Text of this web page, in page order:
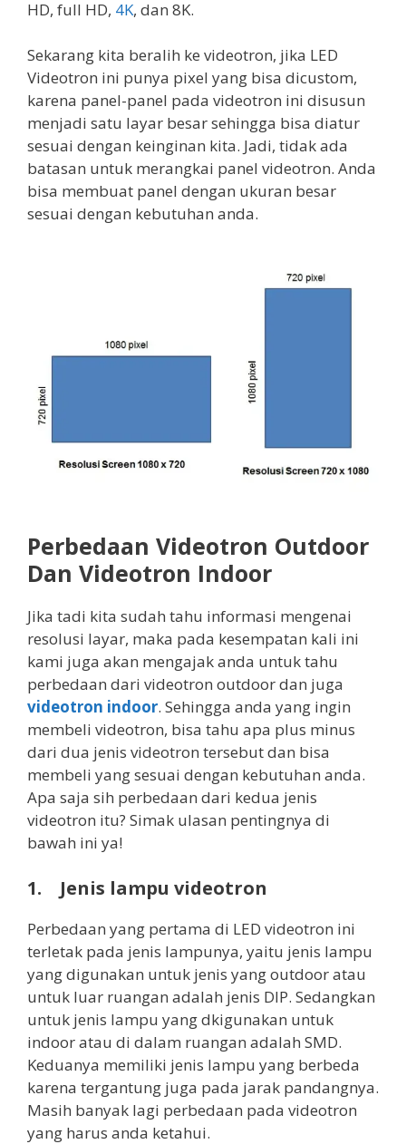
HD, full HD, 4K, dan 8K.
Sekarang kita beralih ke videotron, jika LED
Videotron ini punya pixel yang bisa dicustom,
karena panel-panel pada videotron ini disusun
menjadi satu layar besar sehingga bisa diatur
sesuai dengan keinginan kita. Jadi, tidak ada
batasan untuk merangkai panel videotron. Anda
bisa membuat panel dengan ukuran besar
sesuai dengan kebutuhan anda.
Perbedaan Videotron Outdoor
Dan Videotron Indoor
Jika tadi kita sudah tahu informasi mengenai
resolusi layar, maka pada kesempatan kali ini
kami juga akan mengajak anda untuk tahu
perbedaan dari videotron outdoor dan juga
videotron indoor. Sehingga anda yang ingin
membeli videotron, bisa tahu apa plus minus
dari dua jenis videotron tersebut dan bisa
membeli yang sesuai dengan kebutuhan anda.
Apa saja sih perbedaan dari kedua jenis
videotron itu? Simak ulasan pentingnya di
bawah ini ya!
1. Jenis lampu videotron
Perbedaan yang pertama di LED videotron ini
terletak pada jenis lampunya, yaitu jenis lampu
yang digunakan untuk jenis yang outdoor atau
untuk luar ruangan adalah jenis DIP. Sedangkan
untuk jenis lampu yang dkigunakan untuk
indoor atau di dalam ruangan adalah SMD.
Keduanya memiliki jenis lampu yang berbeda
karena tergantung juga pada jarak pandangnya.
Masih banyak lagi perbedaan pada videotron
yang harus anda ketahui.